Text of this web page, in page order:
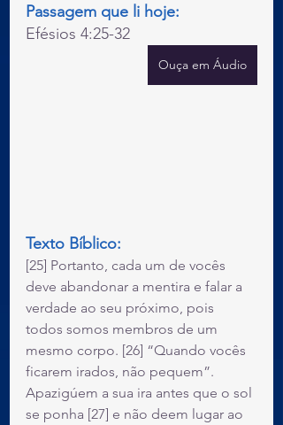
Passagem que li hoje:
Efésios 4:25-32
Ouça em Áudio
Texto Bíblico:
[25] Portanto, cada um de vocês
deve abandonar a mentira e falar a
verdade ao seu próximo, pois
todos somos membros de um
mesmo corpo. [26] “Quando vocês
ficarem irados, não pequem”.
Apazigúem a sua ira antes que o sol
se ponha [27] e não deem lugar ao